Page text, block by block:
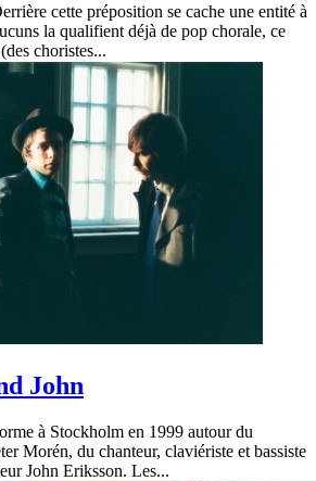
cette préposition se cache une entité à
la qualifient déjà de pop chorale, ce
choristes...
John
à Stockholm en 1999 autour du
Morén, du chanteur, claviériste et bassiste
John Eriksson. Les...